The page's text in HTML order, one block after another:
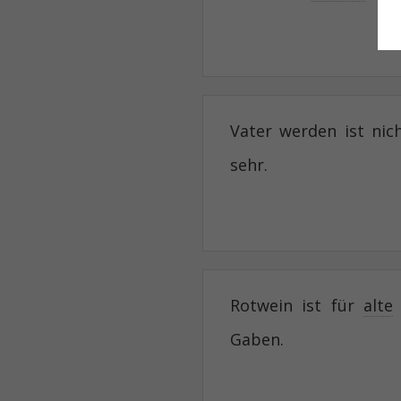
Vater werden ist
sehr.
Rotwein ist für alte
Gaben.